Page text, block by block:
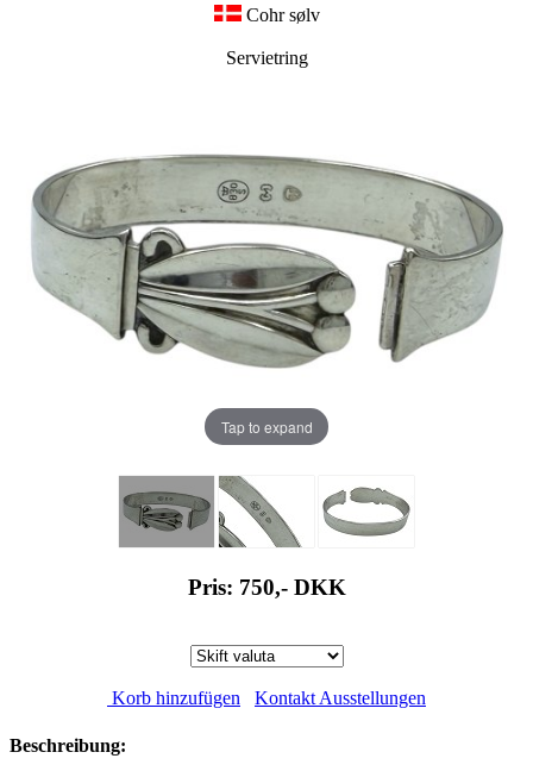
Cohr sølv
Servietring
Tap to expand
Pris: 750,- DKK
Korb hinzufügen Kontakt Ausstellungen
Beschreibung: